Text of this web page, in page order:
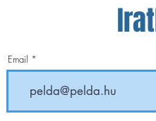
Email